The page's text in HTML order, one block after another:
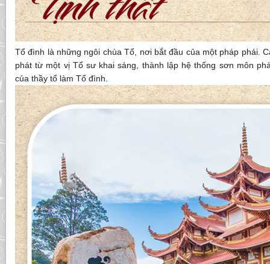
Tổ đình là những ngôi chùa Tổ, nơi bắt đầu của một pháp phái.
phát từ một vị Tổ sư khai sáng, thành lập hệ thống sơn môn
của thầy tổ làm Tổ đình.